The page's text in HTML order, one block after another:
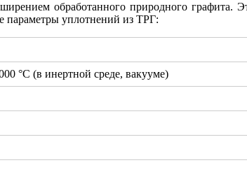
обработанного природного графита.
параметры уплотнений из ТРГ:
°С (в инертной среде, вакууме)